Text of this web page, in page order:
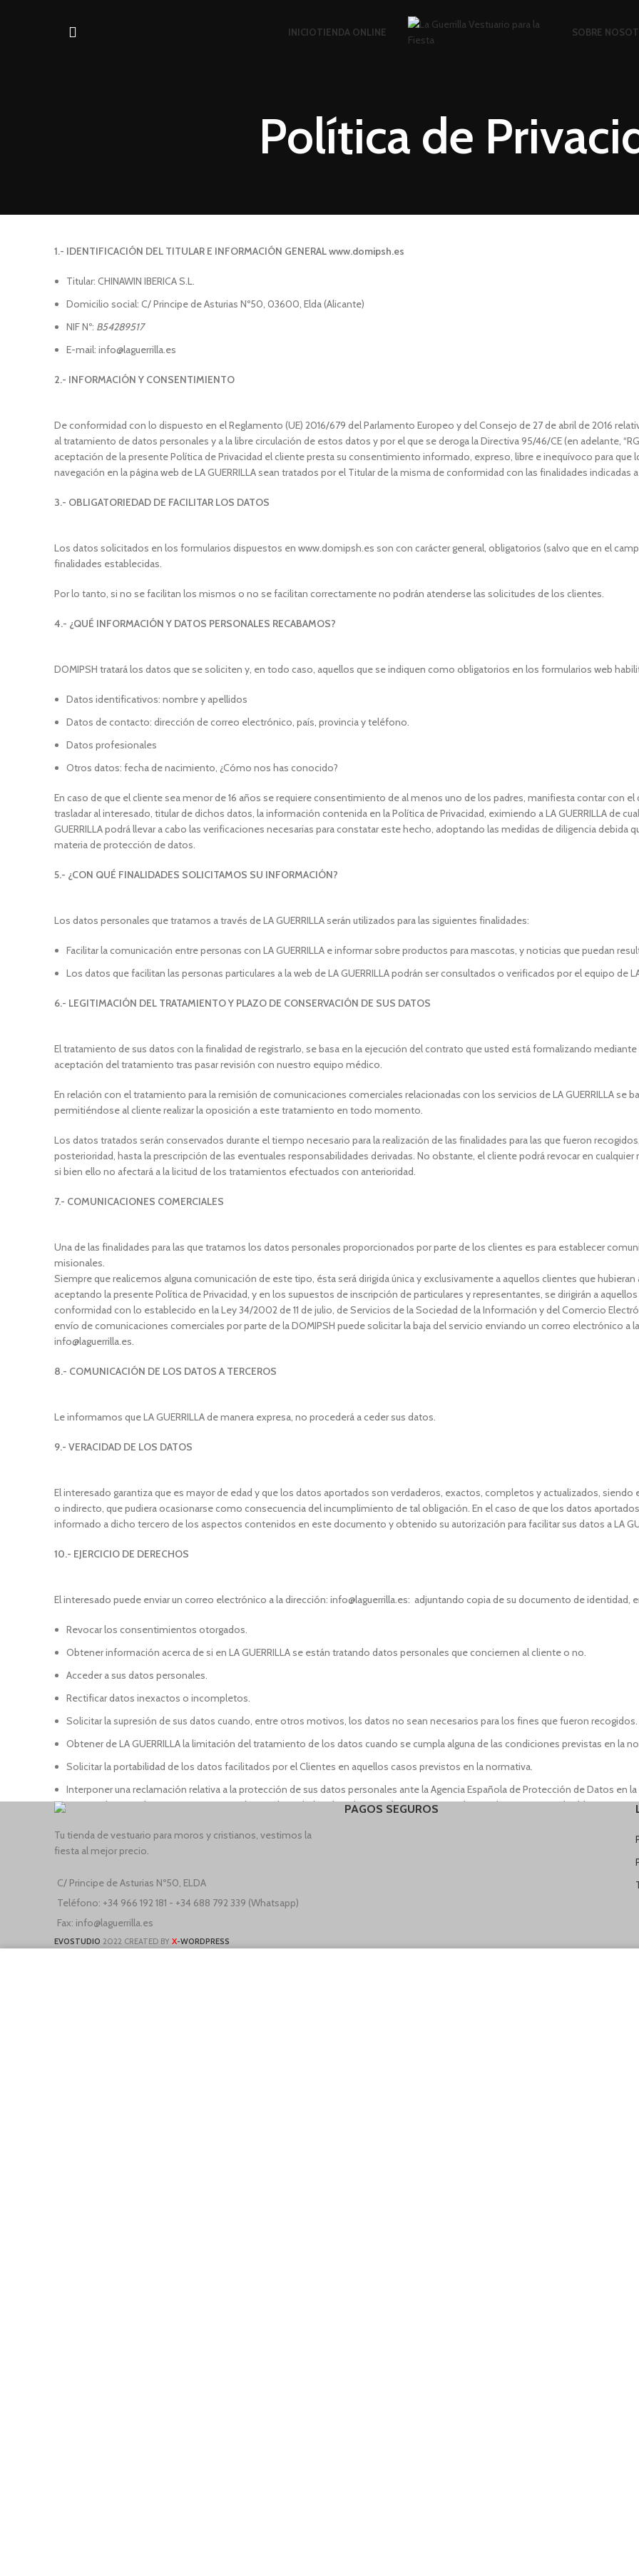
INICIOTIENDA ONLINE SOBRE
Política de
1.- IDENTIFICACIÓN DEL TITULAR E INFORMACIÓN GENERAL www.domipsh.es
Titular: CHINAWIN IBERICA S.L.
Domicilio social: C/ Principe de Asturias Nº50, 03600, Elda (Alicante)
NIF Nº: B54289517
E-mail: info@laguerrilla.es
2.- INFORMACIÓN Y CONSENTIMIENTO
De conformidad con lo dispuesto en el Reglamento (UE) 2016/679 del Parlamento Europeo y del Consejo de 27 de abril de 2016
al tratamiento de datos personales y a la libre circulación de estos datos y por el que se deroga la Directiva 95/46/CE (en adelante,
aceptación de la presente Política de Privacidad el cliente presta su consentimiento informado, expreso, libre e inequívoco para
navegación en la página web de LA GUERRILLA sean tratados por el Titular de la misma de conformidad con las finalidades
3.- OBLIGATORIEDAD DE FACILITAR LOS DATOS
Los datos solicitados en los formularios dispuestos en www.domipsh.es son con carácter general, obligatorios (salvo que en el
finalidades establecidas.
Por lo tanto, si no se facilitan los mismos o no se facilitan correctamente no podrán atenderse las solicitudes de los clientes.
4.- ¿QUÉ INFORMACIÓN Y DATOS PERSONALES RECABAMOS?
DOMIPSH tratará los datos que se soliciten y, en todo caso, aquellos que se indiquen como obligatorios en los formularios web
Datos identificativos: nombre y apellidos
Datos de contacto: dirección de correo electrónico, país, provincia y teléfono.
Datos profesionales
Otros datos: fecha de nacimiento, ¿Cómo nos has conocido?
En caso de que el cliente sea menor de 16 años se requiere consentimiento de al menos uno de los padres, manifiesta contar
trasladar al interesado, titular de dichos datos, la información contenida en la Política de Privacidad, eximiendo a LA GUERRILLA de
GUERRILLA podrá llevar a cabo las verificaciones necesarias para constatar este hecho, adoptando las medidas de diligencia
materia de protección de datos.
5.- ¿CON QUÉ FINALIDADES SOLICITAMOS SU INFORMACIÓN?
Los datos personales que tratamos a través de LA GUERRILLA serán utilizados para las siguientes finalidades:
Facilitar la comunicación entre personas con LA GUERRILLA e informar sobre productos para mascotas, y noticias que puedan
Los datos que facilitan las personas particulares a la web de LA GUERRILLA podrán ser consultados o verificados por el equipo de LA
6.- LEGITIMACIÓN DEL TRATAMIENTO Y PLAZO DE CONSERVACIÓN DE SUS DATOS
El tratamiento de sus datos con la finalidad de registrarlo, se basa en la ejecución del contrato que usted está formalizando
aceptación del tratamiento tras pasar revisión con nuestro equipo médico.
En relación con el tratamiento para la remisión de comunicaciones comerciales relacionadas con los servicios de LA GUERRILLA se
permitiéndose al cliente realizar la oposición a este tratamiento en todo momento.
Los datos tratados serán conservados durante el tiempo necesario para la realización de las finalidades para las que fueron
posterioridad, hasta la prescripción de las eventuales responsabilidades derivadas. No obstante, el cliente podrá revocar en
si bien ello no afectará a la licitud de los tratamientos efectuados con anterioridad.
7.- COMUNICACIONES COMERCIALES
Una de las finalidades para las que tratamos los datos personales proporcionados por parte de los clientes es para establecer
misionales.
Siempre que realicemos alguna comunicación de este tipo, ésta será dirigida única y exclusivamente a aquellos clientes que
aceptando la presente Política de Privacidad, y en los supuestos de inscripción de particulares y representantes, se dirigirán a
conformidad con lo establecido en la Ley 34/2002 de 11 de julio, de Servicios de la Sociedad de la Información y del Comercio
envío de comunicaciones comerciales por parte de la DOMIPSH puede solicitar la baja del servicio enviando un correo electrónico a
info@laguerrilla.es.
8.- COMUNICACIÓN DE LOS DATOS A TERCEROS
Le informamos que LA GUERRILLA de manera expresa, no procederá a ceder sus datos.
9.- VERACIDAD DE LOS DATOS
El interesado garantiza que es mayor de edad y que los datos aportados son verdaderos, exactos, completos y actualizados,
o indirecto, que pudiera ocasionarse como consecuencia del incumplimiento de tal obligación. En el caso de que los datos
informado a dicho tercero de los aspectos contenidos en este documento y obtenido su autorización para facilitar sus datos a LA
10.- EJERCICIO DE DERECHOS
El interesado puede enviar un correo electrónico a la dirección: info@laguerrilla.es: adjuntando copia de su documento de identidad,
Revocar los consentimientos otorgados.
Obtener información acerca de si en LA GUERRILLA se están tratando datos personales que conciernen al cliente o no.
Acceder a sus datos personales.
Rectificar datos inexactos o incompletos.
Solicitar la supresión de sus datos cuando, entre otros motivos, los datos no sean necesarios para los fines que fueron recogidos.
Obtener de LA GUERRILLA la limitación del tratamiento de los datos cuando se cumpla alguna de las condiciones previstas en la
Solicitar la portabilidad de los datos facilitados por el Clientes en aquellos casos previstos en la normativa.
Interponer una reclamación relativa a la protección de sus datos personales ante la Agencia Española de Protección de Datos en la
interesado considere que LA GUERRILLA haya vulnerado los derechos que le son reconocidos por la normativa aplicable en
11.- MEDIDAS DE SEGURIDAD
Por último, le informamos que LA GUERRILLA tratará sus datos en todo momento de forma absolutamente confidencial y
conformidad con lo previsto en la normativa de aplicación, adoptando al efecto las medidas de índole técnica y organizativas
alteración, perdida, tratamiento o acceso no autorizado, habida cuenta del estado de la tecnología, la naturaleza de los datos
Tu tienda de vestuario para moros y cristianos, vestimos la
fiesta al mejor precio.
C/ Principe de Asturias Nº50, ELDA
Teléfono: +34 966 192 181 - +34 688 792 339 (Whatsapp)
Fax: info@laguerrilla.es
PAGOS SEGUROS
EVOSTUDIO 2022 CREATED BY X-WORDPRESS